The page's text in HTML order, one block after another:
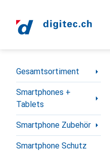
Navigation nach Kategorien
Gesamtsortiment
Smartphones +
Tablets
Smartphone Zubehör
Smartphone Schutz